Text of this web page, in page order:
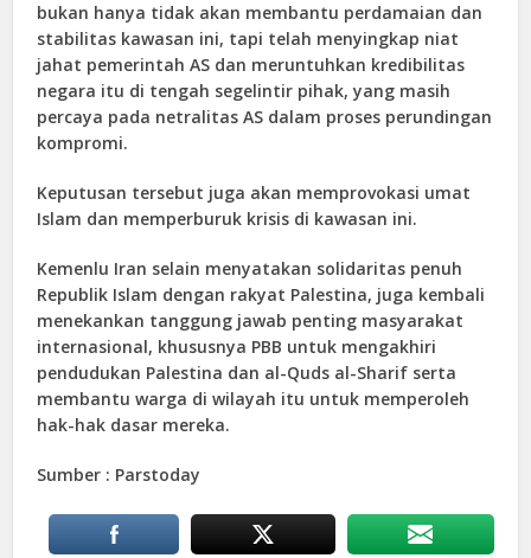
bukan hanya tidak akan membantu perdamaian dan
stabilitas kawasan ini, tapi telah menyingkap niat
jahat pemerintah AS dan meruntuhkan kredibilitas
negara itu di tengah segelintir pihak, yang masih
percaya pada netralitas AS dalam proses perundingan
kompromi.
Keputusan tersebut juga akan memprovokasi umat
Islam dan memperburuk krisis di kawasan ini.
Kemenlu Iran selain menyatakan solidaritas penuh
Republik Islam dengan rakyat Palestina, juga kembali
menekankan tanggung jawab penting masyarakat
internasional, khususnya PBB untuk mengakhiri
pendudukan Palestina dan al-Quds al-Sharif serta
membantu warga di wilayah itu untuk memperoleh
hak-hak dasar mereka.
Sumber : Parstoday